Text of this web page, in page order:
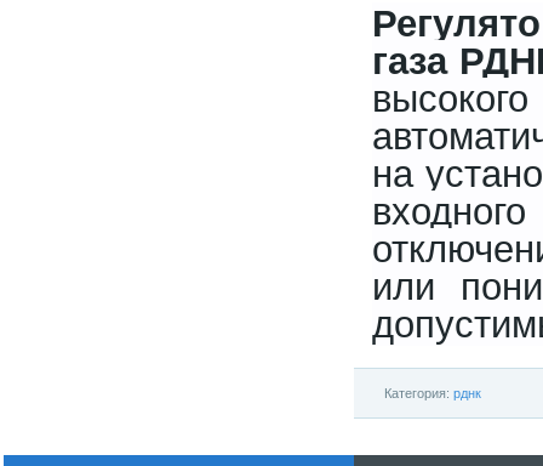
газа
на
или
Категория: рднк